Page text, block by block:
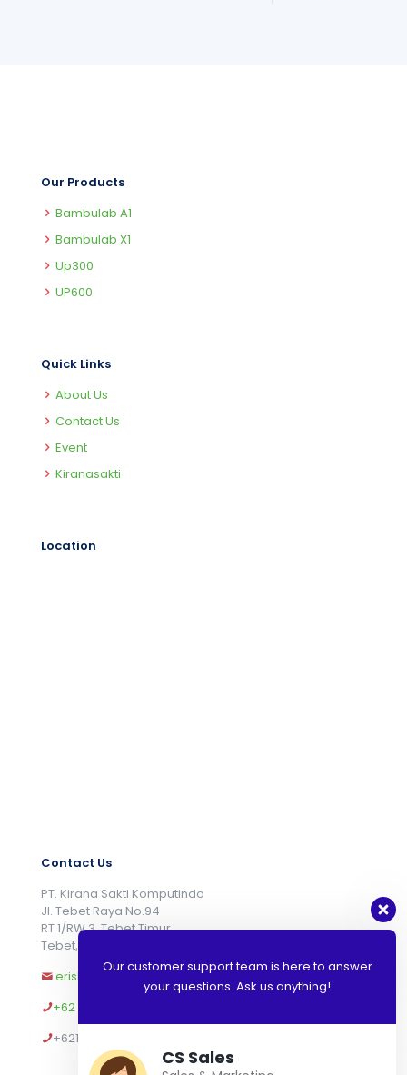
Our Products
Bambulab A1
Bambulab X1
Up300
UP600
Quick Links
About Us
Contact Us
Event
Kiranasakti
Location
Contact Us
PT. Kirana Sakti Komputindo
Jl. Tebet Raya No.94
RT 1/RW 3, Tebet Timur
Tebet, Jakarta Selatan 12820
eriska.wibowo@kiranasakti.com
+62 812-9066-5677
+621 791 88 468
Our customer support team is here to answer
your questions. Ask us anything!
CS Sales